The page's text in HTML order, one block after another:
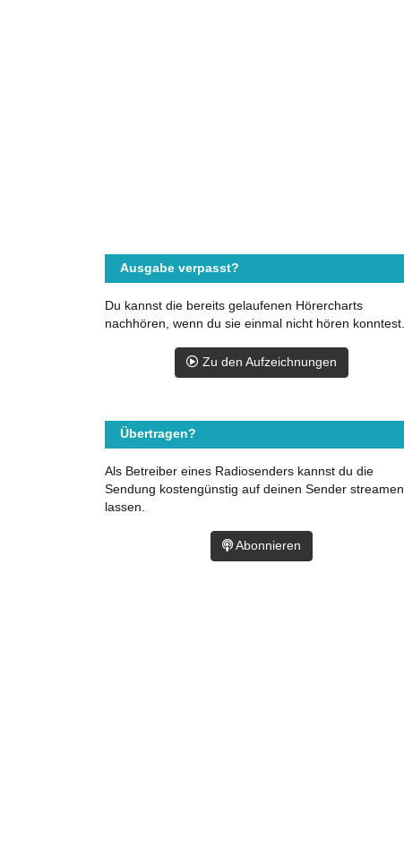
Ausgabe verpasst?
Du kannst die bereits gelaufenen Hörercharts
nachhören, wenn du sie einmal nicht hören konntest.
Zu den Aufzeichnungen
Übertragen?
Als Betreiber eines Radiosenders kannst du die
Sendung kostengünstig auf deinen Sender streamen
lassen.
Abonnieren